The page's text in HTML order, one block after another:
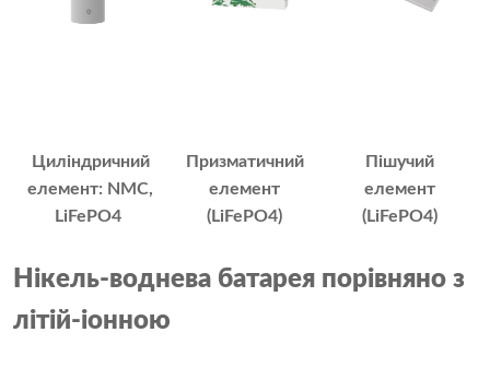
Циліндричний
елемент: NMC,
LiFePO4
Призматичний
елемент
(LiFePO4)
Пішучий
елемент
(LiFePO4)
Нікель-воднева батарея порівняно з
літій-іонною